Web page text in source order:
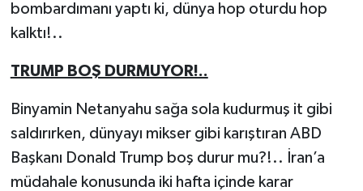
bombardımanı yaptı ki, dünya hop oturdu hop
kalktı!..
TRUMP BOŞ DURMUYOR!..
Binyamin Netanyahu sağa sola kudurmuş it gibi
saldırırken, dünyayı mikser gibi karıştıran ABD
Başkanı Donald Trump boş durur mu?!.. İran’a
müdahale konusunda iki hafta içinde karar